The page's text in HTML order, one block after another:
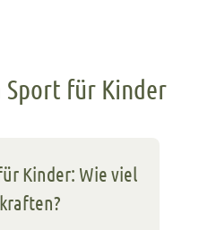
Sport für Kinder
Kinder: Wie viel